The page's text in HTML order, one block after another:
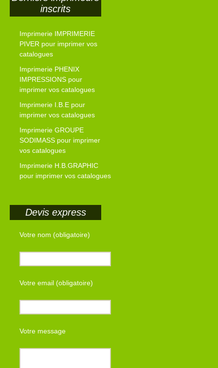
inscrits
Imprimerie IMPRIMERIE
PIVER pour imprimer vos
catalogues
Imprimerie PHENIX
IMPRESSIONS pour
imprimer vos catalogues
Imprimerie I.B.E pour
imprimer vos catalogues
Imprimerie GROUPE
SODIMASS pour imprimer
vos catalogues
Imprimerie H.B.GRAPHIC
pour imprimer vos catalogues
Devis express
Votre nom (obligatoire)
Votre email (obligatoire)
Votre message